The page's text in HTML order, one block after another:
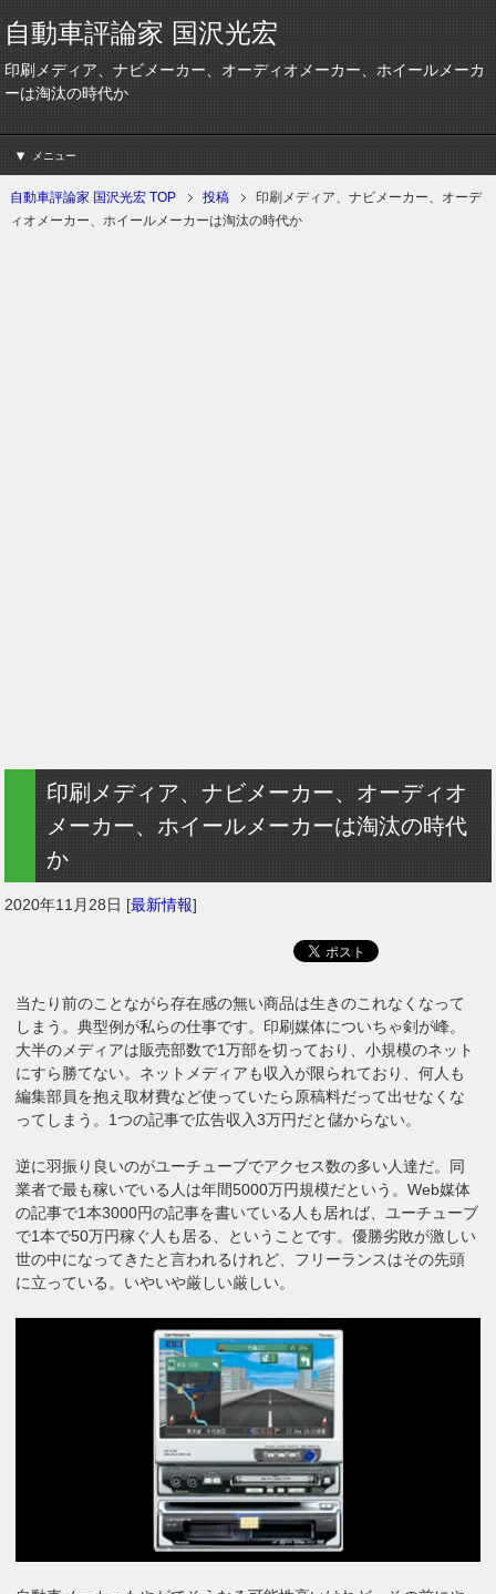
自動車評論家 国沢光宏
印刷メディア、ナビメーカー、オーディオメーカー、ホイールメーカ
ーは淘汰の時代か
メニュー
自動車評論家 国沢光宏 TOP 投稿
印刷メディア、ナビメーカー、オーデ
ィオメーカー、ホイールメーカーは淘汰の時代か
印刷メディア、ナビメーカー、オーディオ
メーカー、ホイールメーカーは淘汰の時代
か
2020年11月28日 [最新情報]
当たり前のことながら存在感の無い商品は生きのこれなくなって
しまう。典型例が私らの仕事です。印刷媒体についちゃ剣が峰。
大半のメディアは販売部数で1万部を切っており、小規模のネット
にすら勝てない。ネットメディアも収入が限られており、何人も
編集部員を抱え取材費など使っていたら原稿料だって出せなくな
ってしまう。1つの記事で広告収入3万円だと儲からない。
逆に羽振り良いのがユーチューブでアクセス数の多い人達だ。同
業者で最も稼いでいる人は年間5000万円規模だという。Web媒体
の記事で1本3000円の記事を書いている人も居れば、ユーチューブ
で1本で50万円稼ぐ人も居る、ということです。優勝劣敗が激しい
世の中になってきたと言われるけれど、フリーランスはその先頭
に立っている。いやいや厳しい厳しい。